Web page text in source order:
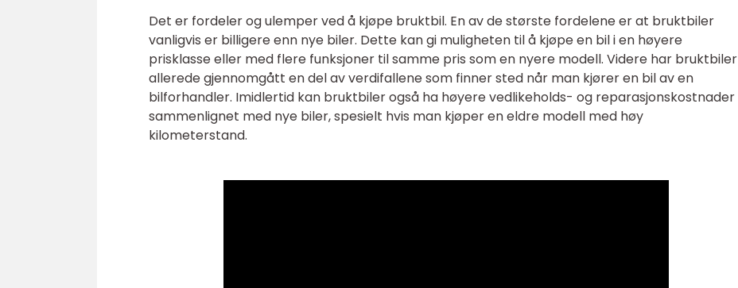
Det er fordeler og ulemper ved å kjøpe bruktbil. En av de største fordelene er at bruktbiler
vanligvis er billigere enn nye biler. Dette kan gi muligheten til å kjøpe en bil i en høyere
prisklasse eller med flere funksjoner til samme pris som en nyere modell. Videre har bruktbiler
allerede gjennomgått en del av verdifallene som finner sted når man kjører en bil av en
bilforhandler. Imidlertid kan bruktbiler også ha høyere vedlikeholds- og reparasjonskostnader
sammenlignet med nye biler, spesielt hvis man kjøper en eldre modell med høy
kilometerstand.